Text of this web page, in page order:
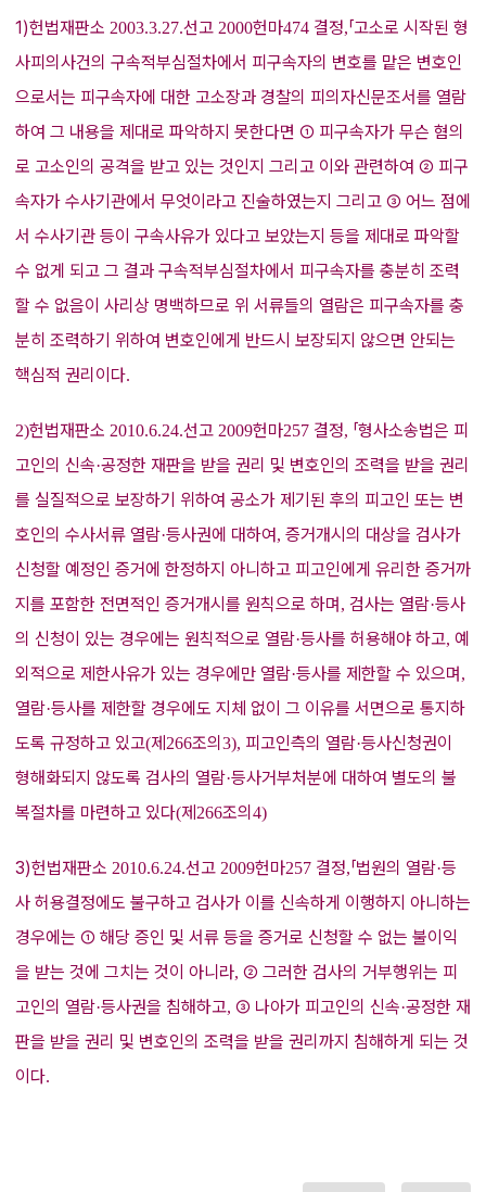
1)헌법재판소 2003.3.27.선고 2000헌마474 결정,「고소로 시작된 형
사피의사건의 구속적부심절차에서 피구속자의 변호를 맡은 변호인
으로서는 피구속자에 대한 고소장과 경찰의 피의자신문조서를 열람
하여 그 내용을 제대로 파악하지 못한다면 ① 피구속자가 무슨 혐의
로 고소인의 공격을 받고 있는 것인지 그리고 이와 관련하여 ② 피구
속자가 수사기관에서 무엇이라고 진술하였는지 그리고 ③ 어느 점에
서 수사기관 등이 구속사유가 있다고 보았는지 등을 제대로 파악할
수 없게 되고 그 결과 구속적부심절차에서 피구속자를 충분히 조력
할 수 없음이 사리상 명백하므로 위 서류들의 열람은 피구속자를 충
분히 조력하기 위하여 변호인에게 반드시 보장되지 않으면 안되는
핵심적 권리이다.
2)헌법재판소 2010.6.24.선고 2009헌마257 결정, 「형사소송법은 피
고인의 신속·공정한 재판을 받을 권리 및 변호인의 조력을 받을 권리
를 실질적으로 보장하기 위하여 공소가 제기된 후의 피고인 또는 변
호인의 수사서류 열람·등사권에 대하여, 증거개시의 대상을 검사가
신청할 예정인 증거에 한정하지 아니하고 피고인에게 유리한 증거까
지를 포함한 전면적인 증거개시를 원칙으로 하며, 검사는 열람·등사
의 신청이 있는 경우에는 원칙적으로 열람·등사를 허용해야 하고, 예
외적으로 제한사유가 있는 경우에만 열람·등사를 제한할 수 있으며,
열람·등사를 제한할 경우에도 지체 없이 그 이유를 서면으로 통지하
도록 규정하고 있고(제266조의 3), 피고인측의 열람·등사신청권이
형해화되지 않도록 검사의 열람·등사거부처분에 대하여 별도의 불
복절차를 마련하고 있다(제266조의 4)
3)헌법재판소 2010.6.24.선고 2009헌마257 결정,「법원의 열람·등
사 허용결정에도 불구하고 검사가 이를 신속하게 이행하지 아니하는
경우에는 ① 해당 증인 및 서류 등을 증거로 신청할 수 없는 불이익
을 받는 것에 그치는 것이 아니라, ② 그러한 검사의 거부행위는 피
고인의 열람·등사권을 침해하고, ③ 나아가 피고인의 신속·공정한 재
판을 받을 권리 및 변호인의 조력을 받을 권리까지 침해하게 되는 것
이다.